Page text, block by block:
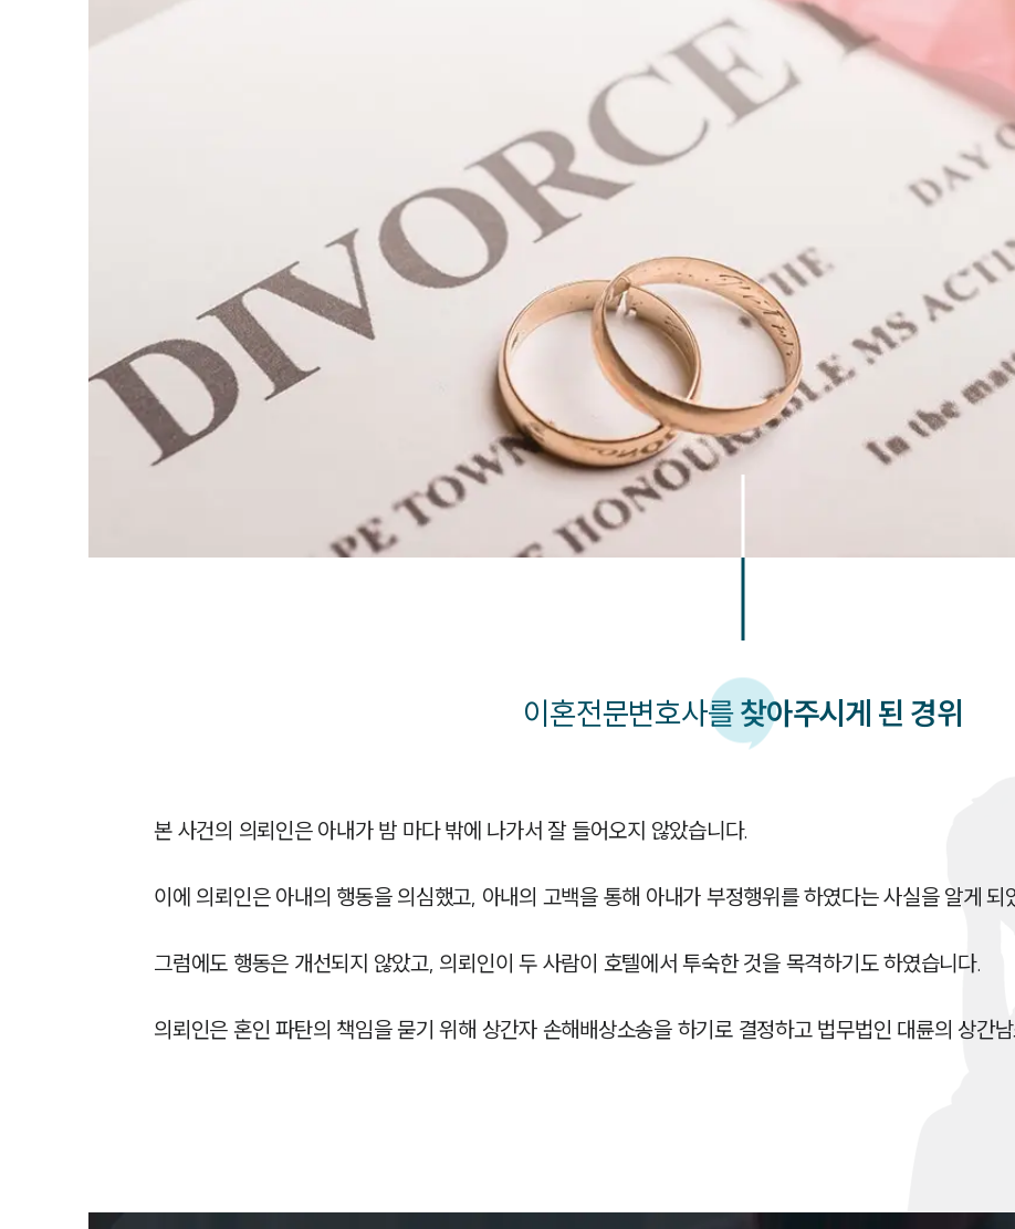
이혼전문변호사를찾아주시게 된 경위
본 사건의 의뢰인은 아내가 밤 마다 밖에 나가서 잘 들어오지 않았습니다.
이에 의뢰인은 아내의 행동을 의심했고, 아내의 고백을 통해 아내가 부정행위를 하였다는 사실을 알게 되
그럼에도 행동은 개선되지 않았고, 의뢰인이 두 사람이 호텔에서 투숙한 것을 목격하기도 하였습니다.
의뢰인은 혼인 파탄의 책임을 묻기 위해 상간자 손해배상소송을 하기로 결정하고 법무법인 대륜의 상간